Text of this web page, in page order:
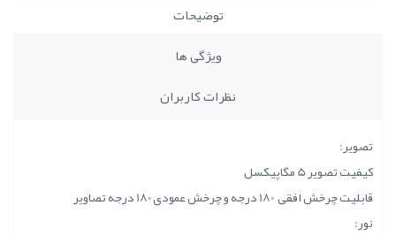
توضیحات
ویژگی ها
نظرات کاربران
تصویر:
کیفیت تصویر 5 مگاپیکسل
قابلیت چرخش افقی 180 درجه و چرخش عمودی 180 درجه تصاویر
نور: